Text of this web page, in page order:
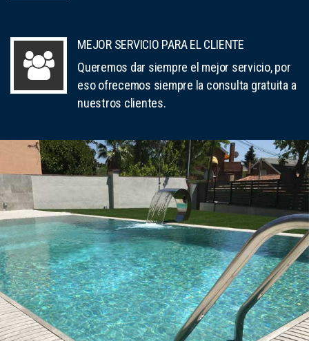
MEJOR SERVICIO PARA EL CLIENTE
Queremos dar siempre el mejor servicio, por
eso ofrecemos siempre la consulta gratuita a
nuestros clientes.